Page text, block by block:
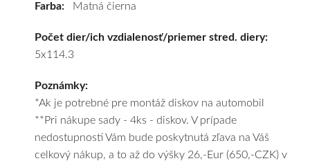
vám
pneumatiky
pošleme
zadarmo.
Farba: Matná čierna
Počet dier/ich vzdialenosť/priemer stred. diery:
5x114.3
Poznámky:
*Ak je potrebné pre montáž diskov na automobil
**Pri nákupe sady - 4ks - diskov. V prípade
nedostupnosti Vám bude poskytnutá zľava na Váš
celkový nákup, a to až do výšky 26,-Eur (650,-CZK) v